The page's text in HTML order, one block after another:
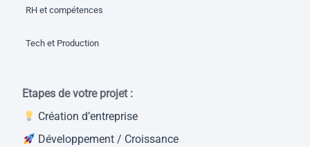
RH et compétences
Tech et Production
Etapes de votre projet :
Création d’entreprise
Développement / Croissance